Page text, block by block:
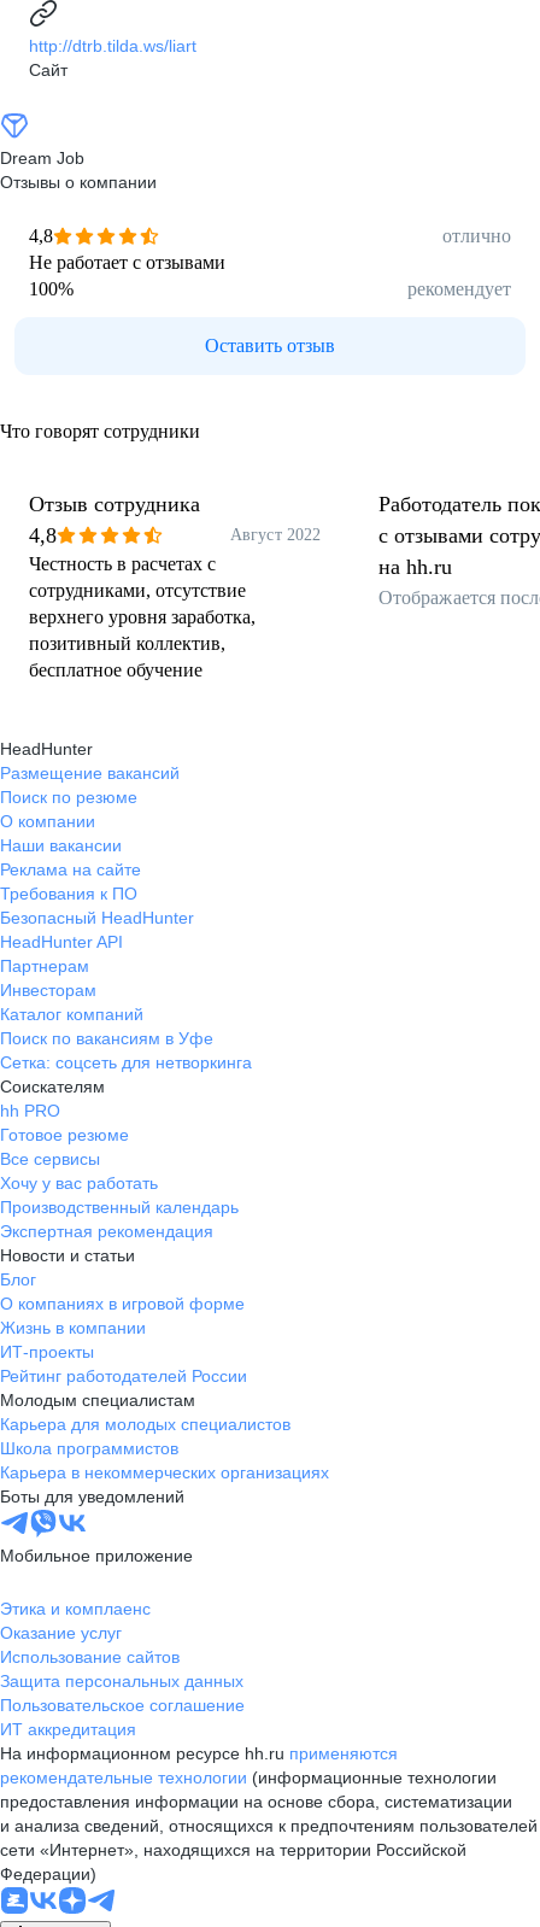
http://dtrb.tilda.ws/liart
Сайт
Dream Job
Отзывы о компании
4,8
отлично
Не работает с отзывами
100% рекомендует
Оставить отзыв
Что говорят сотрудники
Отзыв сотрудника
4,8
Август 2022
Честность в расчетах с
сотрудниками, отсутствие
верхнего уровня заработка,
позитивный коллектив,
бесплатное обучение
Работодатель
с отзывами
на hh.ru
Отображается
HeadHunter
Размещение вакансий
Поиск по резюме
О компании
Наши вакансии
Реклама на сайте
Требования к ПО
Безопасный HeadHunter
HeadHunter API
Партнерам
Инвесторам
Каталог компаний
Поиск по вакансиям в Уфе
Сетка: соцсеть для нетворкинга
Соискателям
hh PRO
Готовое резюме
Все сервисы
Хочу у вас работать
Производственный календарь
Экспертная рекомендация
Новости и статьи
Блог
О компаниях в игровой форме
Жизнь в компании
ИТ-проекты
Рейтинг работодателей России
Молодым специалистам
Карьера для молодых специалистов
Школа программистов
Карьера в некоммерческих организациях
Боты для уведомлений
Мобильное приложение
Этика и комплаенс
Оказание услуг
Использование сайтов
Защита персональных данных
Пользовательское соглашение
ИТ аккредитация
На информационном ресурсе hh.ru применяются
рекомендательные технологии (информационные технологии
предоставления информации на основе сбора, систематизации
и анализа сведений, относящихся к предпочтениям пользователей
сети «Интернет», находящихся на территории Российской
Федерации)